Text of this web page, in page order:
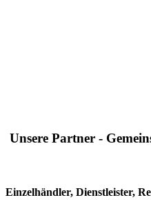
Unsere Partner -
Einzelhändler, Dienstleister,